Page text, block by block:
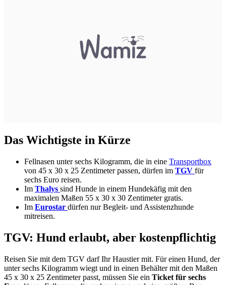
Das Wichtigste in Kürze
Fellnasen unter sechs Kilogramm, die in eine Transportbox
von 45 x 30 x 25 Zentimeter passen, dürfen im TGV für
sechs Euro reisen.
Im Thalys sind Hunde in einem Hundekäfig mit den
maximalen Maßen 55 x 30 x 30 Zentimeter gratis.
Im Eurostar dürfen nur Begleit- und Assistenzhunde
mitreisen.
TGV: Hund erlaubt, aber kostenpflichtig
Reisen Sie mit dem TGV darf Ihr Haustier mit. Für einen Hund, der
unter sechs Kilogramm wiegt und in einen Behälter mit den Maßen
45 x 30 x 25 Zentimeter passt, müssen Sie ein Ticket für sechs